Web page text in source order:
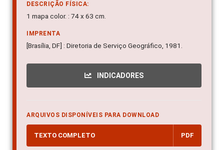
DESCRIÇÃO FÍSICA:
1 mapa color. : 74 x 63 cm.
IMPRENTA
[Brasília, DF] : Diretoria de Serviço Geográfico, 1981.
INDICADORES
ARQUIVOS DISPONÍVEIS PARA DOWNLOAD
TEXTO COMPLETO PDF